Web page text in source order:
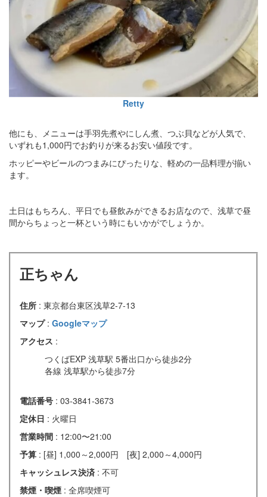
Retty
他にも、メニューは手羽先煮やにしん煮、つぶ貝などが人気で、
いずれも1,000円でお釣りが来るお安い値段です。
ホッピーやビールのつまみにぴったりな、軽めの一品料理が揃い
ます。
土日はもちろん、平日でも昼飲みができるお店なので、浅草で昼
間からちょっと一杯という時にもいかがでしょうか。
正ちゃん
住所 : 東京都台東区浅草2-7-13
マップ : Googleマップ
アクセス :
つくばEXP 浅草駅 5番出口から徒歩2分
各線 浅草駅から徒歩7分
電話番号 : 03-3841-3673
定休日 : 火曜日
営業時間 : 12:00〜21:00
予算 : [昼] 1,000～2,000円 [夜] 2,000～4,000円
キャッシュレス決済 : 不可
禁煙・喫煙 : 全席喫煙可